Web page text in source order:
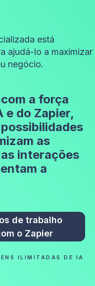
está
ajudá-lo a maximizar
negócio.
a força
e do Zapier,
as
interações
a
de trabalho
o Zapier
ILIMITADAS DE IA